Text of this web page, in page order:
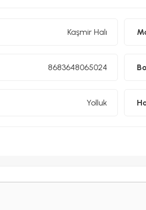
Kaşmir Halı
8683648065024
Yolluk